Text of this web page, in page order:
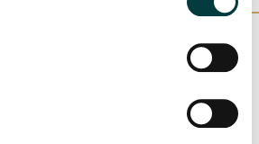
OFFICIEEL VERKOOPPUNT